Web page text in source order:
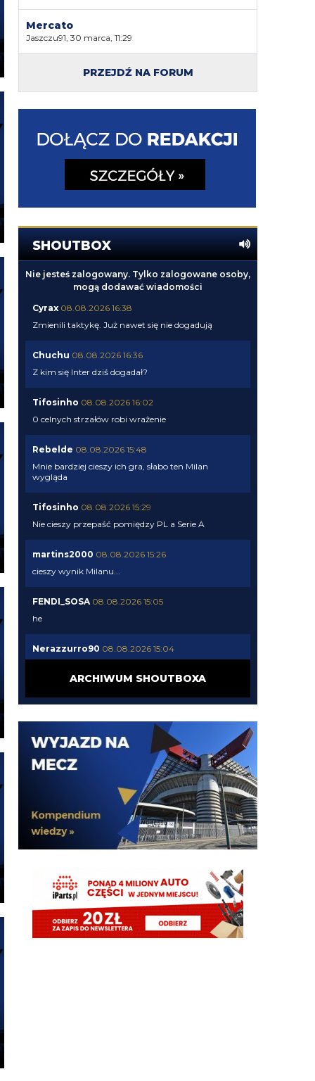
Mercato
Jaszczu91, 30 marca, 11:29
PRZEJDŹ NA FORUM
SHOUTBOX
Nie jesteś zalogowany. Tylko zalogowane osoby,
mogą dodawać wiadomości
Cyrax 08.08.2026 16:38
Zmienili taktykę. Już nawet się nie dogadują
Chuchu 08.08.2026 16:36
Z kim się Inter dziś dogadał?
Tifosinho 08.08.2026 16:02
0 celnych strzałów robi wrażenie
Rebelde 08.08.2026 15:48
Mnie bardziej cieszy ich gra, słabo ten Milan
wygląda
Tifosinho 08.08.2026 15:29
Nie cieszy przepaść pomiędzy PL a Serie A
martins2000 08.08.2026 15:26
cieszy wynik Milanu...
FENDI_SOSA 08.08.2026 15:05
he
Nerazzurro90 08.08.2026 15:04
FENDI_SOSA 08.08.2026 15:03
FENDI_SOSA 08.08.2026 15:03
jego przeciwienistwo.
08.08.2026 15:03
jeszcze jak spojrzysz na lh xd
FENDI_SOSA
08.08.2026 15:03
VVujek 08.08.2026 15:03
Ty nazwałeś go plackiem przypominam
Nerazzurro90 08.08.2026 15:03
ARCHIWUM SHOUTBOXA